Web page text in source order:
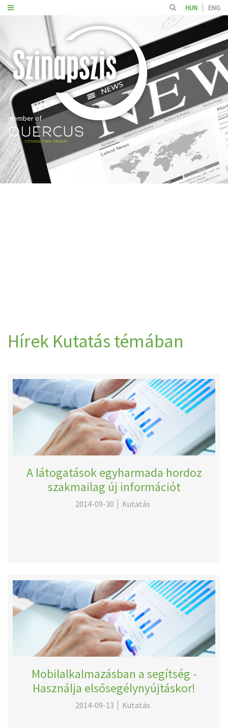
HUN ENG
member of
Hírek Kutatás témában
A látogatások egyharmada hordoz
szakmailag új információt
2014-09-30 Kutatás
Mobilalkalmazásban a segítség -
Használja elsősegélynyújtáskor!
2014-09-13 Kutatás